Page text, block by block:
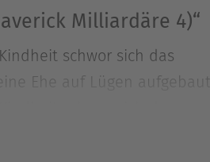
Milliardäre 4)“
schwor sich das
Ehe auf Lügen aufgebaut
Ehe auf Lügen aufgebaut